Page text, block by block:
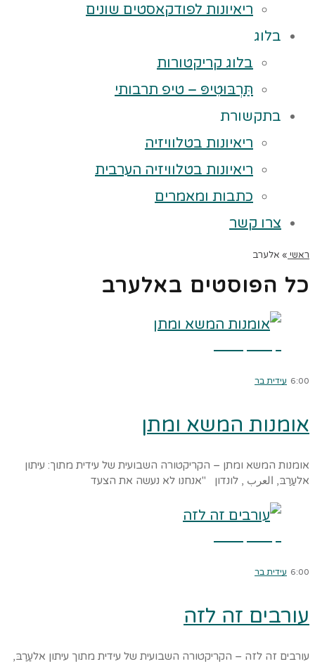
ריאיונות לפודקאסטים שונים
בלוג
בלוג קריקטורות
תַּרְבּוּטִיפּ – טיפ תרבותי
בתקשורת
ריאיונות בטלוויזיה
ריאיונות בטלוויזיה הערבית
כתבות ומאמרים
צרו קשר
ראשי » אלערב
כל הפוסטים באלערב
6:00 עידית בר
אומנות המשא ומתן
אומנות המשא ומתן – הקריקטורה השבועית של עידית מתוך: עיתון
אלעַרַבּ, العرب , לונדון "אנחנו לא נעשה את הצעד
6:00 עידית בר
עורבים זה לזה
עורבים זה לזה – הקריקטורה השבועית של עידית מתוך עיתון אלעַרַבּ,